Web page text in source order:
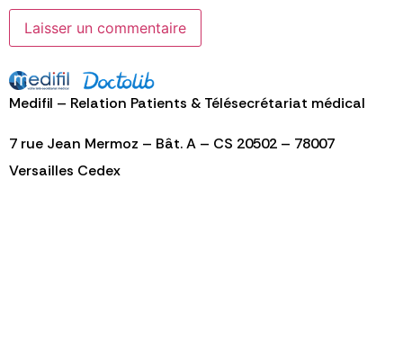
Alternative:
Medifil – Relation Patients & Télésecrétariat médical
7 rue Jean Mermoz – Bât. A – CS 20502 – 78007
Versailles Cedex